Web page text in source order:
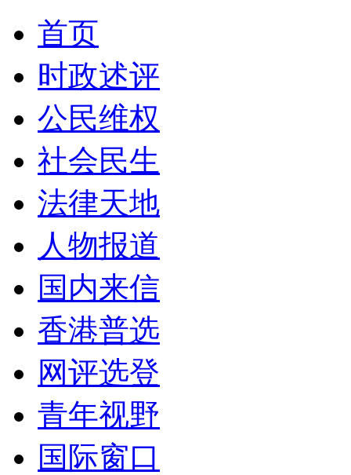
首页
时政述评
公民维权
社会民生
法律天地
人物报道
国内来信
香港普选
网评选登
青年视野
国际窗口